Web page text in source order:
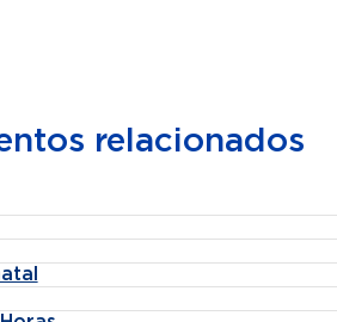
relacionados